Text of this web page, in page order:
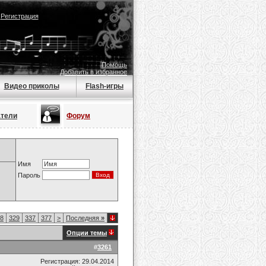
Регистрация
Помощь
Добавить в избранное
Видео приколы Flash-игры
Форум
Имя
Пароль
329 337 377 > Последняя »
Опции темы
#3261
Регистрация: 29.04.2014